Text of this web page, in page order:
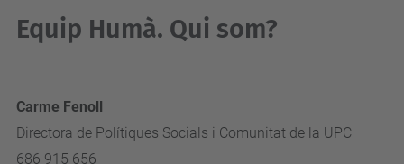
Equip Humà. Qui som?
Carme Fenoll
Directora de Polítiques Socials i Comunitat de la UPC
686 915 656